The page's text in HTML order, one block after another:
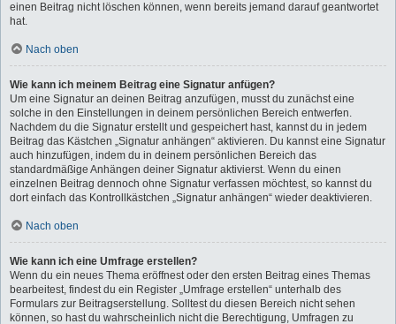
einen Beitrag nicht löschen können, wenn bereits jemand darauf geantwortet
hat.
Nach oben
Wie kann ich meinem Beitrag eine Signatur anfügen?
Um eine Signatur an deinen Beitrag anzufügen, musst du zunächst eine
solche in den Einstellungen in deinem persönlichen Bereich entwerfen.
Nachdem du die Signatur erstellt und gespeichert hast, kannst du in jedem
Beitrag das Kästchen „Signatur anhängen“ aktivieren. Du kannst eine Signatur
auch hinzufügen, indem du in deinem persönlichen Bereich das
standardmäßige Anhängen deiner Signatur aktivierst. Wenn du einen
einzelnen Beitrag dennoch ohne Signatur verfassen möchtest, so kannst du
dort einfach das Kontrollkästchen „Signatur anhängen“ wieder deaktivieren.
Nach oben
Wie kann ich eine Umfrage erstellen?
Wenn du ein neues Thema eröffnest oder den ersten Beitrag eines Themas
bearbeitest, findest du ein Register „Umfrage erstellen“ unterhalb des
Formulars zur Beitragserstellung. Solltest du diesen Bereich nicht sehen
können, so hast du wahrscheinlich nicht die Berechtigung, Umfragen zu